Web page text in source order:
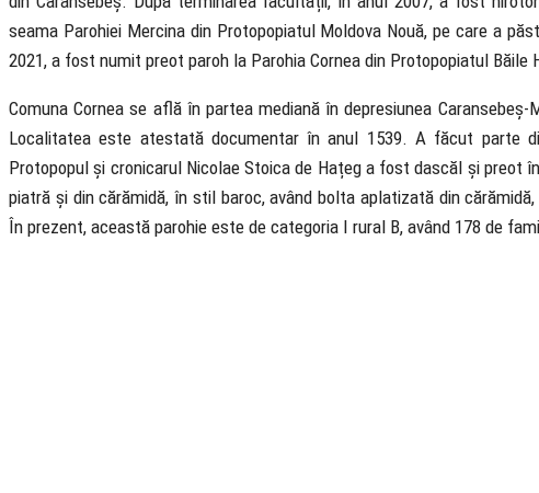
seama Parohiei Mercina din Protopopiatul Moldova Nouă, pe care a
2021, a fost numit preot paroh la Parohia Cornea din Protopopiatul Băile
Comuna Cornea se află în partea mediană în depresiunea
Localitatea este atestată documentar în anul 1539. A făcut parte
Protopopul și cronicarul Nicolae Stoica de Hațeg a fost dascăl și
piatră și din cărămidă, în stil baroc, având bolta aplatizată din
În prezent, această parohie este de categoria I rural B, având 178 de